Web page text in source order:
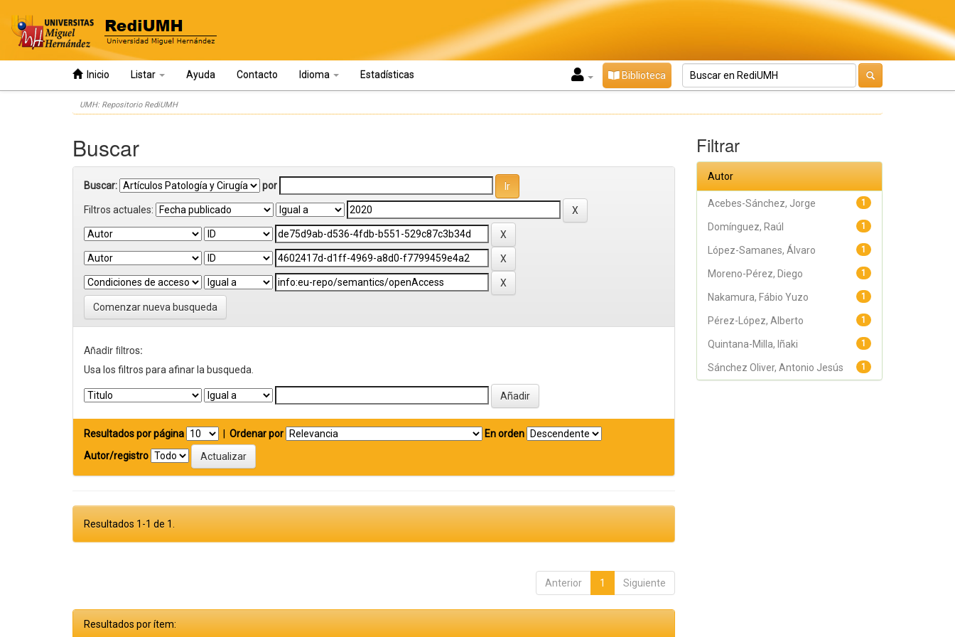
Inicio Listar Ayuda Contacto Idioma Estadísticas Biblioteca
UMH: Repositorio RediUMH
Buscar
Buscar: por
Filtros actuales:
Comenzar nueva busqueda
Añadir filtros:
Usa los filtros para afinar la busqueda.
Resultados por página Ordenar por
En orden
Autor/registro
Resultados 1-1 de 1.
Anterior 1 Siguiente
Resultados por ítem:
Filtrar
Autor
1
Acebes-Sánchez, Jorge
1
Domínguez, Raúl
1
López-Samanes, Álvaro
1
Moreno-Pérez, Diego
1
Nakamura, Fábio Yuzo
1
Pérez-López, Alberto
1
Quintana-Milla, Iñaki
1
Sánchez Oliver, Antonio Jesús